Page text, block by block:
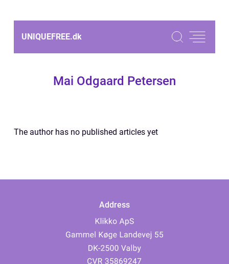
UNIQUEFREE.dk
Mai Odgaard Petersen
The author has no published articles yet
Address